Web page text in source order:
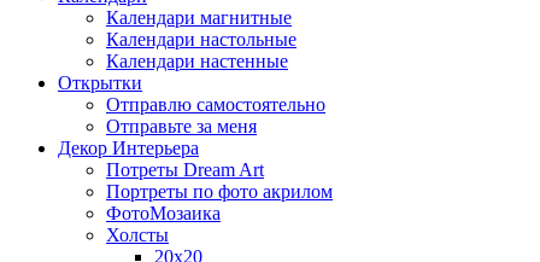
Календари магнитные
Календари настольные
Календари настенные
Открытки
Отправлю самостоятельно
Отправьте за меня
Декор Интерьера
Потреты Dream Art
Портреты по фото акрилом
ФотоМозаика
Холсты
20х20